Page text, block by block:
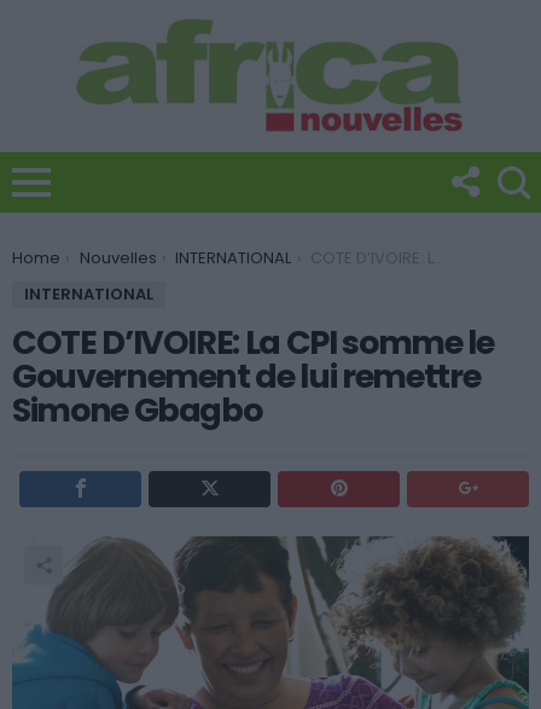
You are here:
Home Nouvelles INTERNATIONAL
COTE D’IVOIRE: La CPI somme le Gouvernement de lui remettre Simone Gbagbo
INTERNATIONAL
COTE D’IVOIRE: La CPI somme le
Gouvernement de lui remettre
Simone Gbagbo